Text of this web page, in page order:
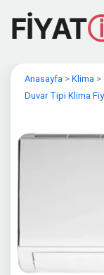
FİYAT
Anasayfa > Klima >
Duvar Tipi Klima